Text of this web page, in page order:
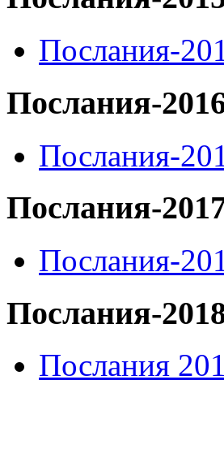
Послания-
Послания-
Послания-
Послания-
Послания-
Послания-
Послания